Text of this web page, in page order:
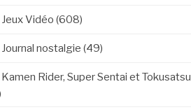
Jeux Vidéo (608)
Journal nostalgie (49)
Kamen Rider, Super Sentai et Tokusatsu